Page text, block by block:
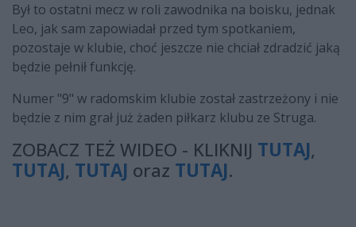
Był to ostatni mecz w roli zawodnika na boisku, jednak
Leo, jak sam zapowiadał przed tym spotkaniem,
pozostaje w klubie, choć jeszcze nie chciał zdradzić jaką
będzie pełnił funkcję.
Numer "9" w radomskim klubie został zastrzeżony i nie
będzie z nim grał już żaden piłkarz klubu ze Struga.
ZOBACZ TEŻ WIDEO - KLIKNIJ TUTAJ,
TUTAJ, TUTAJ oraz TUTAJ.